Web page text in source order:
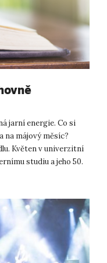
jarní energie. Co si
na májový měsíc?
Květen v univerzitní
studiu a jeho 50.